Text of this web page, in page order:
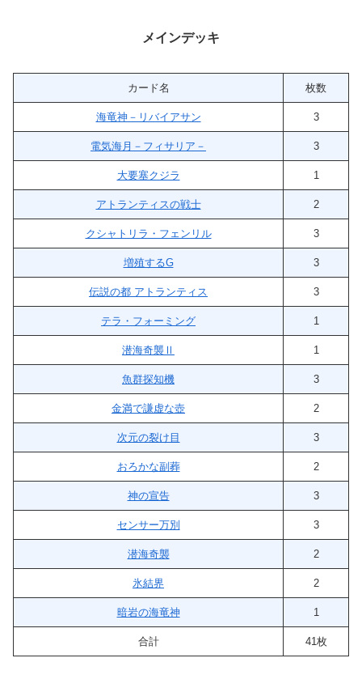
メインデッキ
カード名 枚数
海竜神－リバイアサン 3
電気海月－フィサリア－ 3
大要塞クジラ 1
アトランティスの戦士 2
クシャトリラ・フェンリル 3
増殖するG 3
伝説の都 アトランティス 3
テラ・フォーミング 1
潜海奇襲Ⅱ 1
魚群探知機 3
金満で謙虚な壺 2
次元の裂け目 3
おろかな副葬 2
神の宣告 3
センサー万別 3
潜海奇襲 2
氷結界 2
暗岩の海竜神 1
合計 41枚